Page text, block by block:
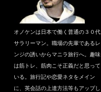
オノケンは日本で働く普通の３０代
サラリーマン。職場の先輩であるレ
ンジの誘いからマニラ旅行へ。趣味
は筋トレ、筋肉こそ正義だと思って
いる。旅行記や恋愛ネタをメイン
に、英会話の上達方法等もアップし